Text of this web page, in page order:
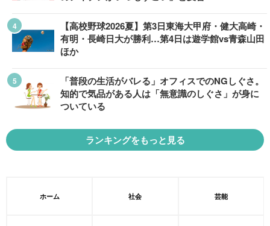
【高校野球2026夏】第3日東海大甲府・健大高崎・
有明・長崎日大が勝利…第4日は遊学館vs青森山田
ほか
「普段の生活がバレる」オフィスでのNGしぐさ。
知的で気品がある人は「無意識のしぐさ」が身に
ついている
ランキングをもっと見る
ホーム 社会 芸能